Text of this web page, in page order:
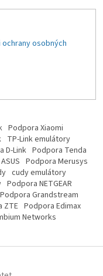
osobných
Podpora Xiaomi
TP-Link emulátory
D-Link Podpora Tenda
Podpora Merusys
cudy emulátory
Podpora NETGEAR
Podpora Grandstream
ZTE Podpora Edimax
Networks